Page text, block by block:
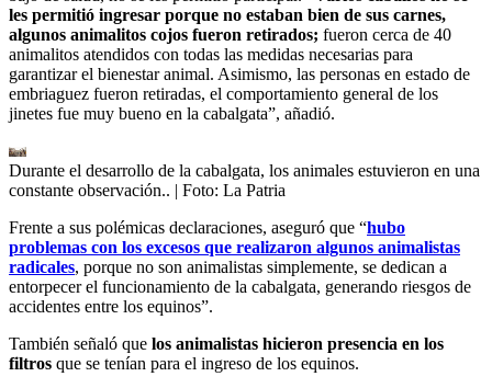
les permitió ingresar porque no estaban bien de sus carnes,
algunos animalitos cojos fueron retirados; fueron cerca de 40
animalitos atendidos con todas las medidas necesarias para
garantizar el bienestar animal. Asimismo, las personas en estado de
embriaguez fueron retiradas, el comportamiento general de los
jinetes fue muy bueno en la cabalgata”, añadió.
Durante el desarrollo de la cabalgata, los animales estuvieron en una
constante observación.. | Foto: La Patria
Frente a sus polémicas declaraciones, aseguró que “hubo
problemas con los excesos que realizaron algunos animalistas
radicales, porque no son animalistas simplemente, se dedican a
entorpecer el funcionamiento de la cabalgata, generando riesgos de
accidentes entre los equinos”.
También señaló que los animalistas hicieron presencia en los
filtros que se tenían para el ingreso de los equinos.